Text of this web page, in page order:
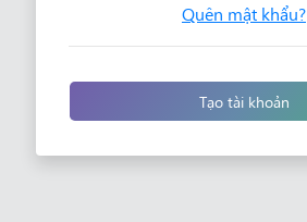
Quên mật khẩu?
Tạo tài khoản